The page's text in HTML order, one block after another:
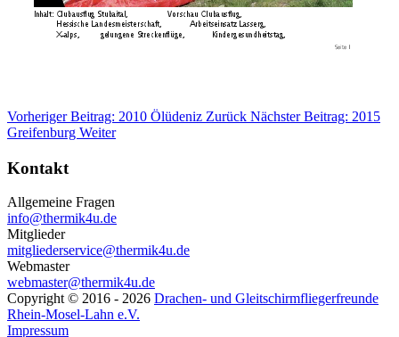
Vorheriger Beitrag: 2010 Ölüdeniz Zurück Nächster Beitrag: 2015
Greifenburg Weiter
Kontakt
Allgemeine Fragen
info@thermik4u.de
Mitglieder
mitgliederservice@thermik4u.de
Webmaster
webmaster@thermik4u.de
Copyright © 2016 - 2026 Drachen- und Gleitschirmfliegerfreunde
Rhein-Mosel-Lahn e.V.
Impressum